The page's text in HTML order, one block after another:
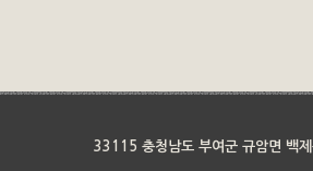
33115 충청남도 부여군 규암면 백